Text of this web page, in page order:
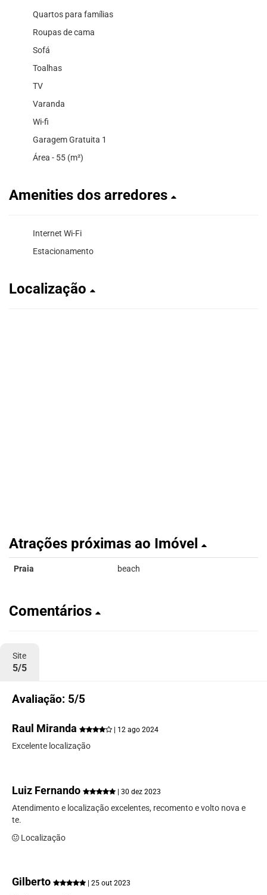
Quartos para famílias
Roupas de cama
Sofá
Toalhas
TV
Varanda
Wi-fi
Garagem Gratuita 1
Área - 55 (m²)
Amenities dos arredores
Internet Wi-Fi
Estacionamento
Localização
Atrações próximas ao Imóvel
Praia beach
Comentários
Site
5/5
Avaliação: 5/5
Raul Miranda | 12 ago 2024
Excelente localização
Luiz Fernando | 30 dez 2023
Atendimento e localização excelentes, recomento e volto nova e
te.
Localização
Gilberto | 25 out 2023